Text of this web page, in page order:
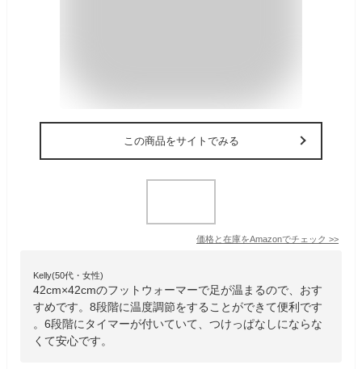
この商品をサイトでみる
価格と在庫をAmazonでチェック >>
Kelly(50代・女性)
42cm×42cmのフットウォーマーで足が温まるので、おす
すめです。8段階に温度調節をすることができて便利です
。6段階にタイマーが付いていて、つけっぱなしにならな
くて安心です。